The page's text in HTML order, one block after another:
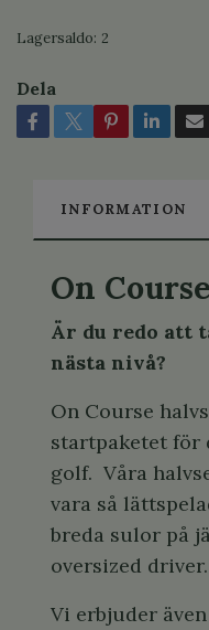
Lagersaldo: 2
Dela
INFORMATION
On Course
Är du redo att
nästa nivå?
On Course
startpaketet för
golf. Våra
vara så
breda sulor på
oversized driver.
Vi erbjuder